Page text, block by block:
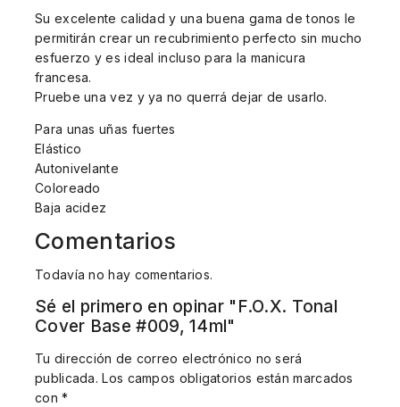
Su excelente calidad y una buena gama de tonos le
permitirán crear un recubrimiento perfecto sin mucho
esfuerzo y es ideal incluso para la manicura
francesa.
Pruebe una vez y ya no querrá dejar de usarlo.
Para unas uñas fuertes
Elástico
Autonivelante
Coloreado
Baja acidez
Comentarios
Todavía no hay comentarios.
Sé el primero en opinar "F.O.X. Tonal
Cover Base #009, 14ml"
Tu dirección de correo electrónico no será
publicada. Los campos obligatorios están marcados
con*